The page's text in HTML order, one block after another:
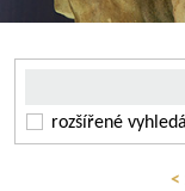
rozšířené
<